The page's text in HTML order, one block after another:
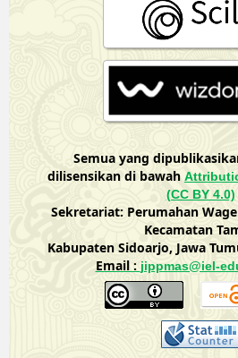
Semua yang
dilisensikan di bawah
(CC BY 4.0)
Sekretariat: Perumahan
Kecamatan
Kabupaten Sidoarjo, Jawa
Email : jippmas@iel-